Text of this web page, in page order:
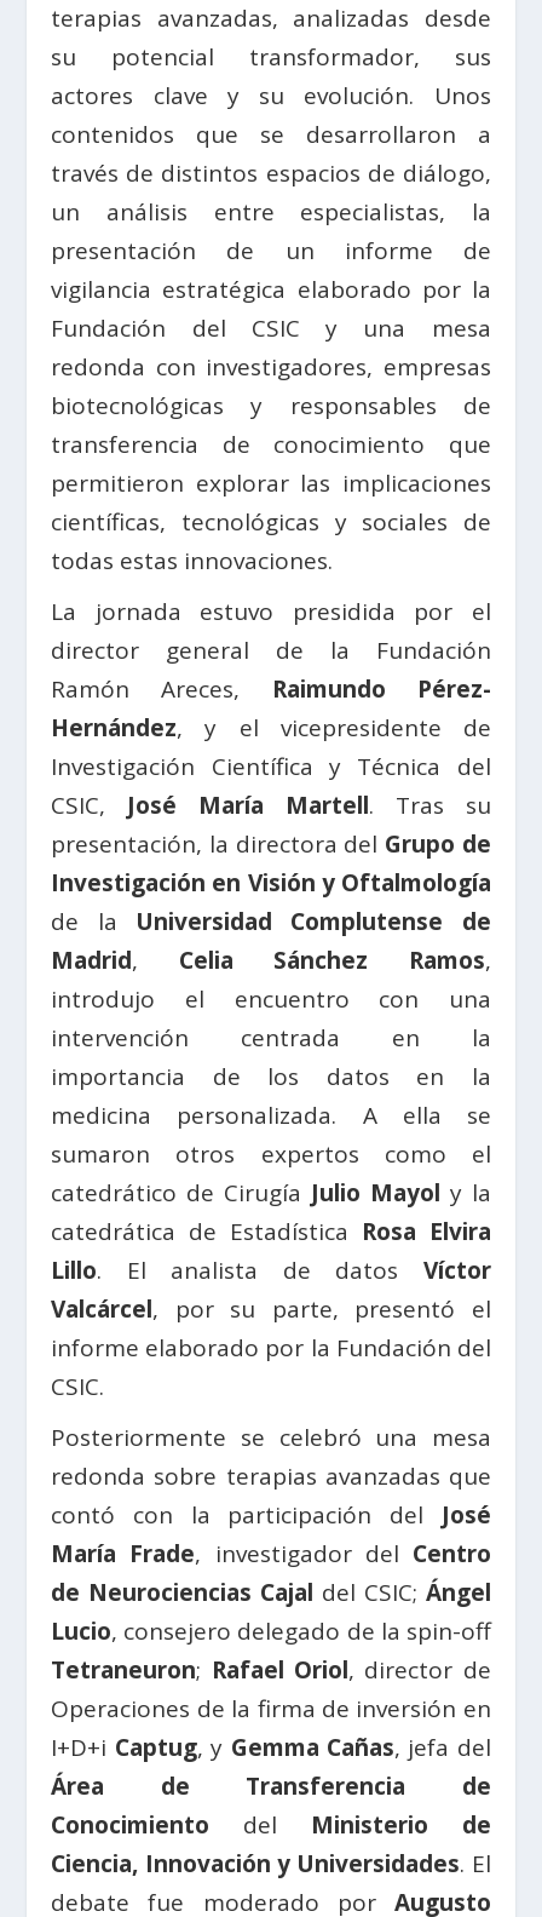
terapias avanzadas, analizadas desde
su potencial transformador, sus
actores clave y su evolución. Unos
contenidos que se desarrollaron a
través de distintos espacios de diálogo,
un análisis entre especialistas, la
presentación de un informe de
vigilancia estratégica elaborado por la
Fundación del CSIC y una mesa
redonda con investigadores, empresas
biotecnológicas y responsables de
transferencia de conocimiento que
permitieron explorar las implicaciones
científicas, tecnológicas y sociales de
todas estas innovaciones.
La jornada estuvo presidida por el
director general de la Fundación
Ramón Areces, Raimundo Pérez-
Hernández, y el vicepresidente de
Investigación Científica y Técnica del
CSIC, José María Martell. Tras su
presentación, la directora del Grupo de
Investigación en Visión y Oftalmología
de la Universidad Complutense de
Madrid, Celia Sánchez Ramos,
introdujo el encuentro con una
intervención centrada en la
importancia de los datos en la
medicina personalizada. A ella se
sumaron otros expertos como el
catedrático de Cirugía Julio Mayol y la
catedrática de Estadística Rosa Elvira
Lillo. El analista de datos Víctor
Valcárcel, por su parte, presentó el
informe elaborado por la Fundación del
CSIC.
Posteriormente se celebró una mesa
redonda sobre terapias avanzadas que
contó con la participación del José
María Frade, investigador del Centro
de Neurociencias Cajal del CSIC; Ángel
Lucio, consejero delegado de la spin-off
Tetraneuron; Rafael Oriol, director de
Operaciones de la firma de inversión en
I+D+i Captug, y Gemma Cañas, jefa del
Área de Transferencia de
Conocimiento del Ministerio de
Ciencia, Innovación y Universidades. El
debate fue moderado por Augusto